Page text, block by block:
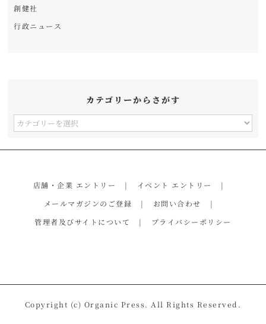
創健社
行政ニュース
カテゴリーからさがす
カ
店舗・企業 エントリー
イベント エントリー
メールマガジンのご登録
お問い合わせ
管理者及びサイトについて
プライバシーポリシー
Copyright (c) Organic Press. All Rights Reserved.